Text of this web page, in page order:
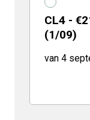
CL4 -
(1/09)
van 4